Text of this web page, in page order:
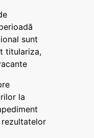
sunt
titulariza,
la